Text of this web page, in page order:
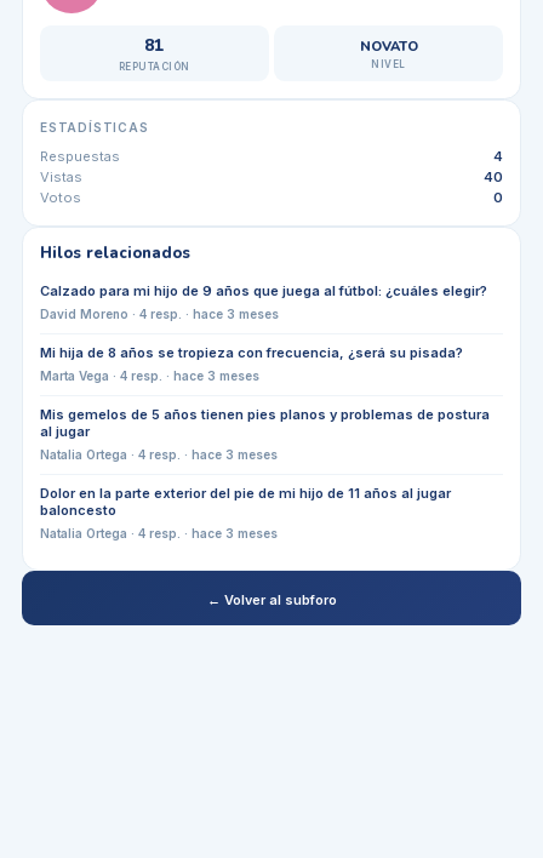
81
REPUTACIÓN
NOVATO
NIVEL
ESTADÍSTICAS
Respuestas
4
Vistas
40
Votos
0
Hilos relacionados
Calzado para mi hijo de 9 años que juega al fútbol: ¿cuáles elegir?
David Moreno · 4resp. · hace 3 meses
Mi hija de 8 años se tropieza con frecuencia, ¿será su pisada?
Marta Vega · 4resp. · hace 3 meses
Mis gemelos de 5 años tienen pies planos y problemas de postura
al jugar
Natalia Ortega · 4resp. · hace 3 meses
Dolor en la parte exterior del pie de mi hijo de 11 años al jugar
baloncesto
Natalia Ortega · 4resp. · hace 3 meses
← Volver al subforo